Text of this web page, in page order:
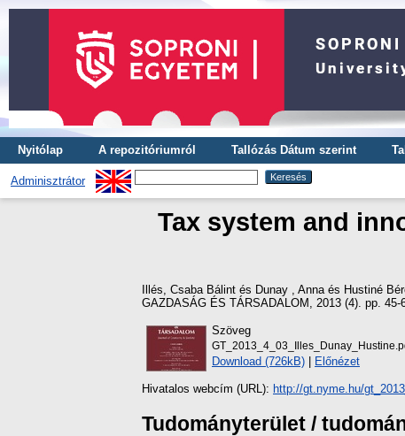
Nyitólap A repozitóriumról Tallózás Dátum szerint
Adminisztrátor
Tax system and
Illés, Csaba Bálint és Dunay , Anna és Hustiné
GAZDASÁG ÉS TÁRSADALOM, 2013 (4). pp. 45-
Szöveg
Download (726kB) | Előnézet
Hivatalos webcím (URL): http://gt.nyme.hu/
Tudományterület /